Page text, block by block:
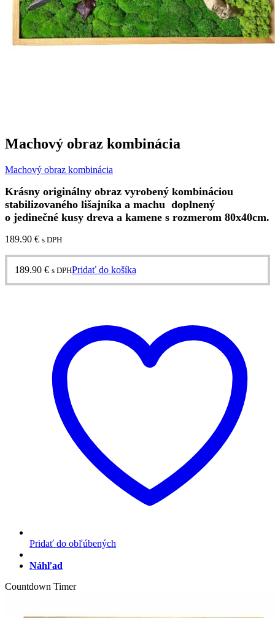
Machový obraz kombinácia
Machový obraz kombinácia
Krásny originálny obraz vyrobený kombináciou
stabilizovaného lišajníka a machu doplnený
o jedinečné kusy dreva a kamene s rozmerom 80x40cm.
189.90 € s DPH
189.90 € s DPHPridať do košíka
Pridať do obľúbených
Náhľad
Countdown Timer